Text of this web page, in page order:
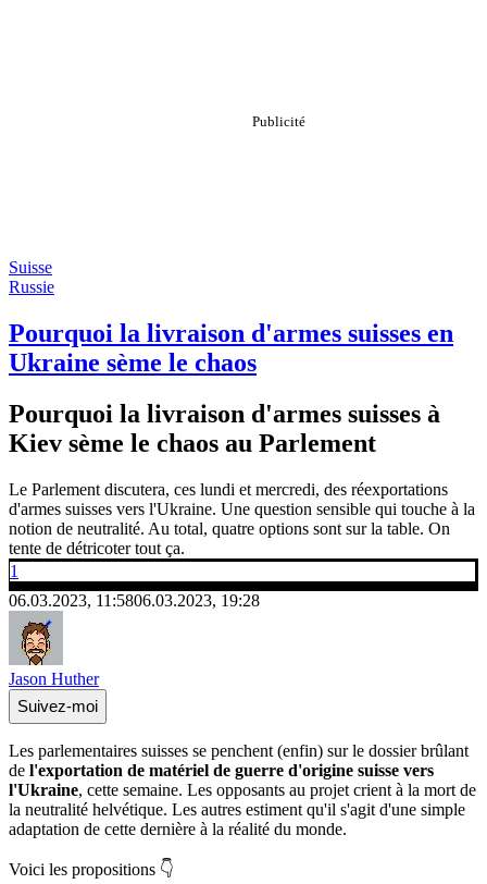
Suisse
Russie
Pourquoi la livraison d'armes suisses en
Ukraine sème le chaos
Pourquoi la livraison d'armes suisses à
Kiev sème le chaos au Parlement
Le Parlement discutera, ces lundi et mercredi, des réexportations
d'armes suisses vers l'Ukraine. Une question sensible qui touche à la
notion de neutralité. Au total, quatre options sont sur la table. On
tente de détricoter tout ça.
1
06.03.2023, 11:5806.03.2023, 19:28
Jason Huther
Suivez-moi
Les parlementaires suisses se penchent (enfin) sur le dossier brûlant
de l'exportation de matériel de guerre d'origine suisse vers
l'Ukraine, cette semaine. Les opposants au projet crient à la mort de
la neutralité helvétique. Les autres estiment qu'il s'agit d'une simple
adaptation de cette dernière à la réalité du monde.
Voici les propositions 👇